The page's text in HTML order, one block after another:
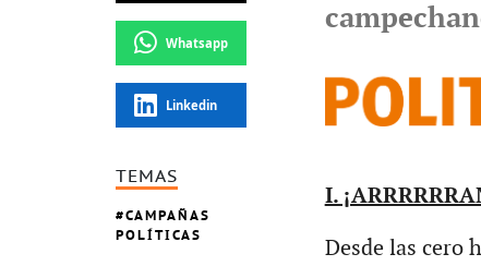
Whatsapp
Linkedin
TEMAS
CAMPAÑAS
POLÍTICAS
I.
Desde las cero